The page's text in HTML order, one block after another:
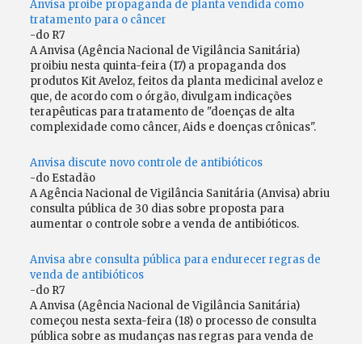
Anvisa proíbe propaganda de planta vendida como
tratamento para o câncer
-do R7
A Anvisa (Agência Nacional de Vigilância Sanitária)
proibiu nesta quinta-feira (17) a propaganda dos
produtos Kit Aveloz, feitos da planta medicinal aveloz e
que, de acordo com o órgão, divulgam indicações
terapêuticas para tratamento de "doenças de alta
complexidade como câncer, Aids e doenças crônicas".
Anvisa discute novo controle de antibióticos
-do Estadão
A Agência Nacional de Vigilância Sanitária (Anvisa) abriu
consulta pública de 30 dias sobre proposta para
aumentar o controle sobre a venda de antibióticos.
Anvisa abre consulta pública para endurecer regras de
venda de antibióticos
-do R7
A Anvisa (Agência Nacional de Vigilância Sanitária)
começou nesta sexta-feira (18) o processo de consulta
pública sobre as mudanças nas regras para venda de